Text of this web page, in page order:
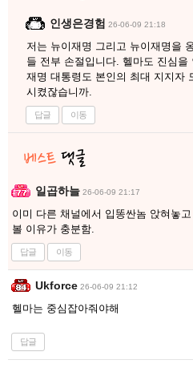
인생은경험 26-06-09 21:18
저는 뉴이재명 그리고 뉴이재명을
들 전부 손절입니다. 헬마도 진심
재명 대통령도 본인의 최대 지지자
시켰잖습니까.
답글 이동
일곱하늘 26-06-09 21:17
이미 다른 채널에서 입똥싼놈 앉혀놓
볼 이유가 충분함.
답글 이동
Ukforce 26-06-09 21:12
헬마는 중심잡아줘야해
답글